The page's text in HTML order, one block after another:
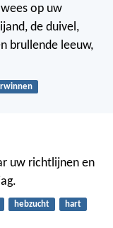
op uw
de duivel,
brullende leeuw,
uw richtlijnen en
hebzucht hart